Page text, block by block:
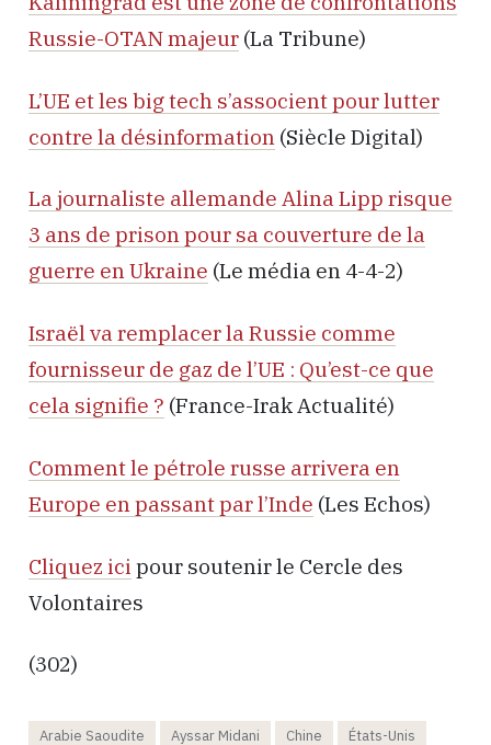
Russie-OTAN majeur (La Tribune)
L’UE et les big tech s’associent pour lutter
contre la désinformation (Siècle Digital)
La journaliste allemande Alina Lipp risque
3 ans de prison pour sa couverture de la
guerre en Ukraine (Le média en 4-4-2)
Israël va remplacer la Russie comme
fournisseur de gaz de l’UE : Qu’est-ce que
cela signifie ? (France-Irak Actualité)
Comment le pétrole russe arrivera en
Europe en passant par l’Inde (Les Echos)
Cliquez ici pour soutenir le Cercle des
Volontaires
(302)
Arabie Saoudite Ayssar Midani Chine États-Unis